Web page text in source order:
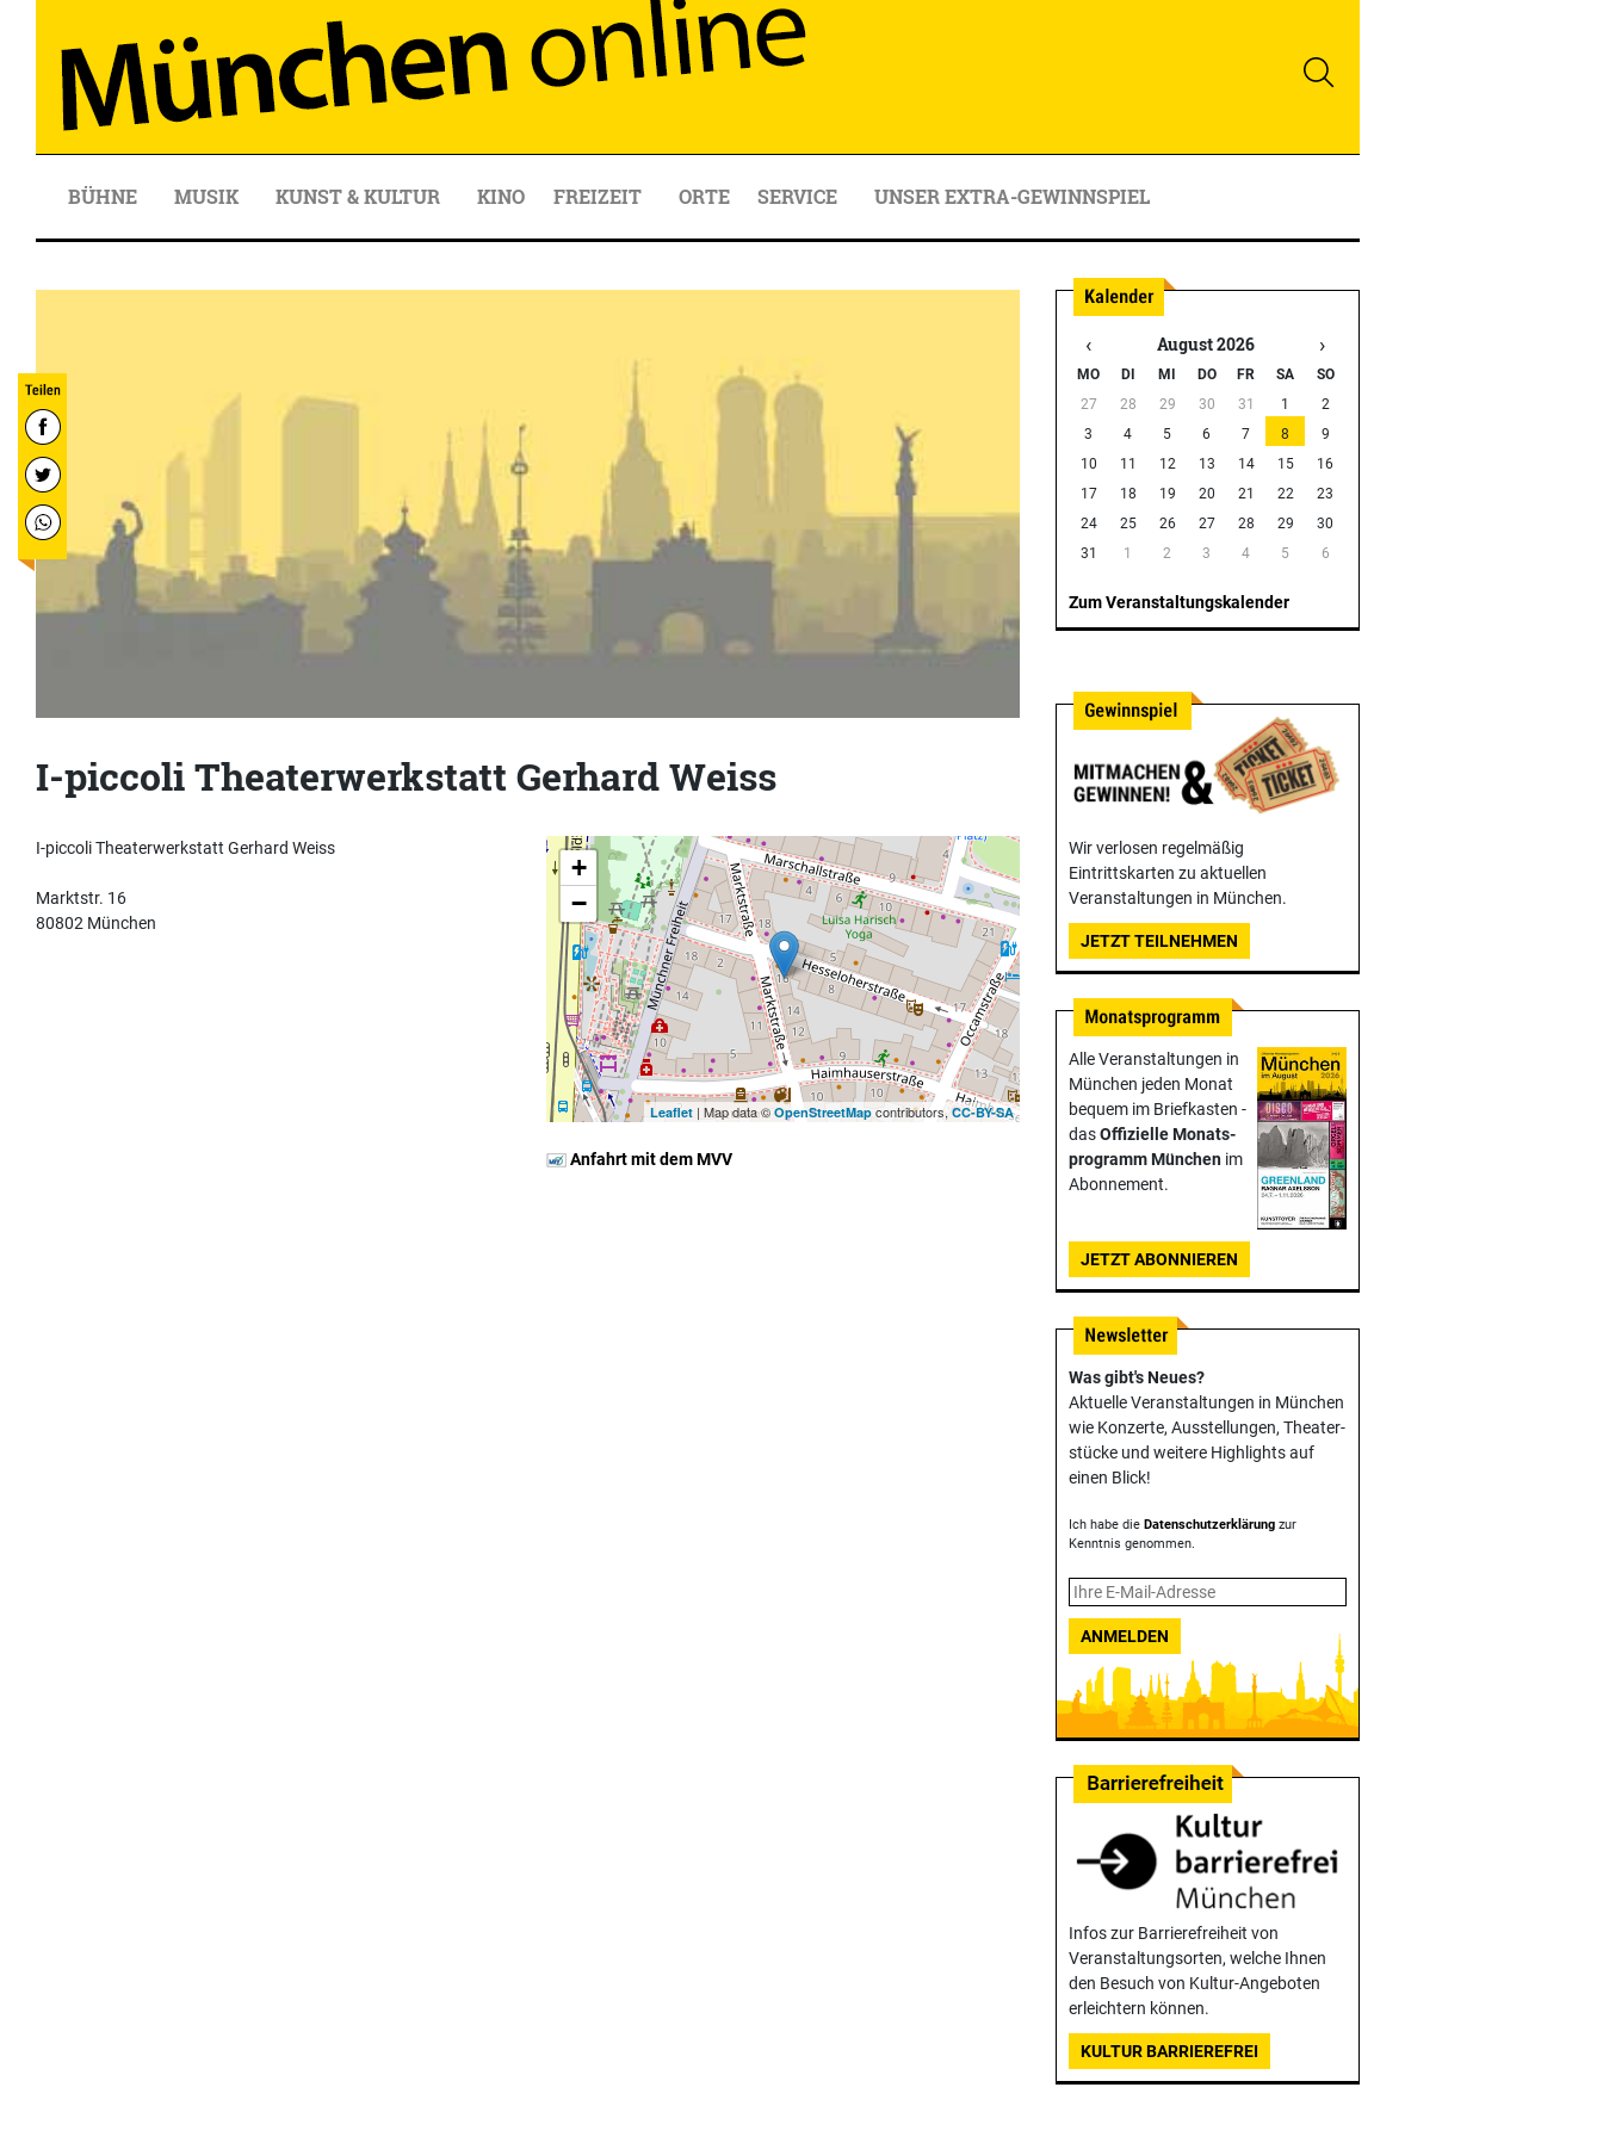
BÜHNE MUSIK KUNST & KULTUR KINO FREIZEIT ORTE SERVICE UNSER EXTRA-GEWINNSPIEL
I-piccoli Theaterwerkstatt Gerhard Weiss
I-piccoli Theaterwerkstatt Gerhard Weiss
Marktstr. 16
80802 München
+
−
Leaflet | Map data © OpenStreetMap contributors,CC-BY-SA
Anfahrt mit dem MVV
‹ August 2026 ›
MO DI MI DO FR SA
SO
27
28 29 30 31 1
2
3
4 5 6 7 8
9
10
11 12 13 14 15
16
17
18 19 20 21 22
23
24
25 26 27 28 29
30
31
1 2 3 4 5 6
Zum Veranstaltungskalender
Wir verlosen regelmäßig
Eintrittskarten zu aktuellen
Veranstaltungen in München.
JETZT TEILNEHMEN
Alle Veranstaltungen in
München jeden Monat
bequem im Briefkasten -
dasOffizielle Monats­
programm München im
Abonnement.
JETZT ABONNIEREN
Was gibt's Neues?
Aktuelle Veranstaltungen in München
wie Konzerte, Ausstellungen, Theater­
stücke und weitere Highlights auf
einen Blick!
Ich habe die Datenschutzerklärung zur
Kenntnis genommen.
ANMELDEN
Infos zur Barrierefreiheit von
Veranstaltungsorten, welche Ihnen
den Besuch von Kultur-Angeboten
erleichtern können.
KULTUR BARRIEREFREI